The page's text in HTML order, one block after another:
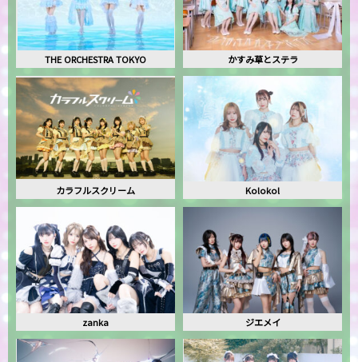
THE ORCHESTRA TOKYO かすみ草とステラ
カラフルスクリーム Kolokol
zanka ジエメイ